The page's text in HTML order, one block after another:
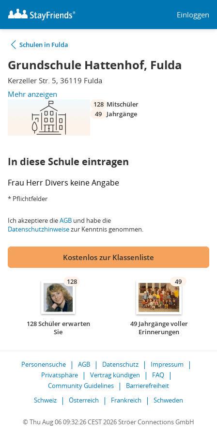
Einloggen
Schulen in Fulda
Grundschule Hattenhof, Fulda
Kerzeller Str. 5, 36119 Fulda
Mehr anzeigen
128 Mitschüler
49
Jahrgänge
In diese Schule eintragen
Frau Herr Divers keine Angabe
* Pflichtfelder
Ich akzeptiere dieAGB und habe die
Datenschutzhinweisezur Kenntnis genommen.
Kostenlos zur Klassenliste
128
128 Schüler erwarten
Sie
49
49 Jahrgänge voller
Erinnerungen
Personensuche AGB Datenschutz
Impressum
Privatsphäre
Vertrag kündigen
FAQ
Community Guidelines
Barrierefreiheit
Schweiz
Österreich Frankreich Schweden
© Thu Aug 06 09:32:26 CEST 2026 Ströer Connections GmbH